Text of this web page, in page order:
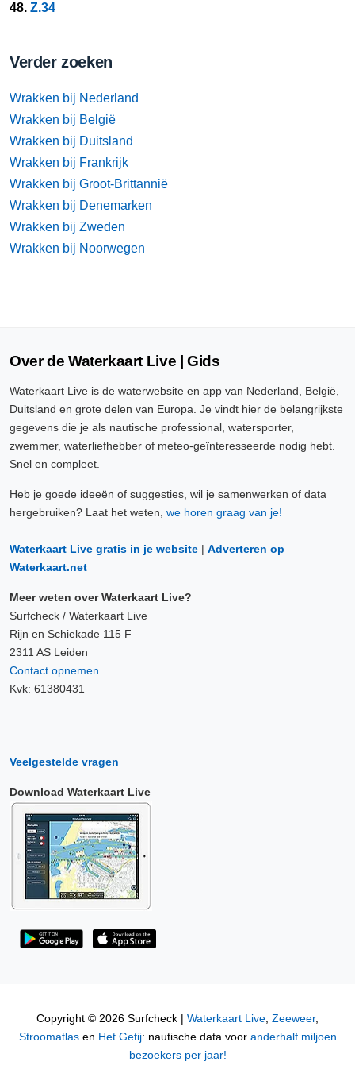
48. Z.34
Verder zoeken
Wrakken bij Nederland
Wrakken bij België
Wrakken bij Duitsland
Wrakken bij Frankrijk
Wrakken bij Groot-Brittannië
Wrakken bij Denemarken
Wrakken bij Zweden
Wrakken bij Noorwegen
Over de Waterkaart Live | Gids
Waterkaart Live is de waterwebsite en app van Nederland, België,
Duitsland en grote delen van Europa. Je vindt hier de belangrijkste
gegevens die je als nautische professional, watersporter,
zwemmer, waterliefhebber of meteo-geïnteresseerde nodig hebt.
Snel en compleet.
Heb je goede ideeën of suggesties, wil je samenwerken of data
hergebruiken? Laat het weten, we horen graag van je!
Waterkaart Live gratis in je website | Adverteren op
Waterkaart.net
Meer weten over Waterkaart Live?
Surfcheck / Waterkaart Live
Rijn en Schiekade 115 F
2311 AS Leiden
Contact opnemen
Kvk: 61380431
Veelgestelde vragen
Download Waterkaart Live
Copyright © 2026 Surfcheck | Waterkaart Live, Zeeweer,
Stroomatlasen Het Getij: nautische data voor anderhalf miljoen
bezoekers per jaar!